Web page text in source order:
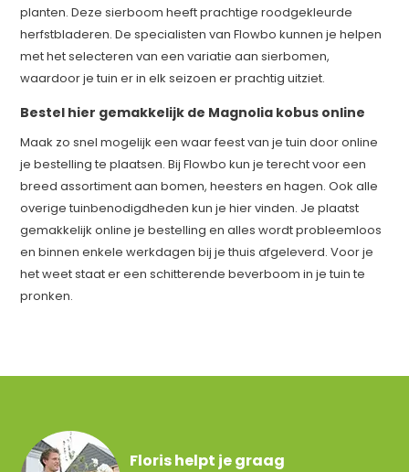
planten. Deze sierboom heeft prachtige roodgekleurde
herfstbladeren. De specialisten van Flowbo kunnen je helpen
met het selecteren van een variatie aan sierbomen,
waardoor je tuin er in elk seizoen er prachtig uitziet.
Bestel hier gemakkelijk de Magnolia kobus online
Maak zo snel mogelijk een waar feest van je tuin door online
je bestelling te plaatsen. Bij Flowbo kun je terecht voor een
breed assortiment aan bomen, heesters en hagen. Ook alle
overige tuinbenodigdheden kun je hier vinden. Je plaatst
gemakkelijk online je bestelling en alles wordt probleemloos
en binnen enkele werkdagen bij je thuis afgeleverd. Voor je
het weet staat er een schitterende beverboom in je tuin te
pronken.
Floris helpt je graag